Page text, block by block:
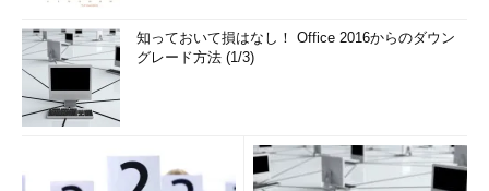
知っておいて損はなし！ Office 2016からのダウン
グレード方法 (1/3)